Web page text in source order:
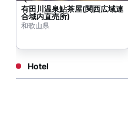
有田川温泉鮎茶屋(関西広域連
合域内直売所)
和歌山県
Hotel